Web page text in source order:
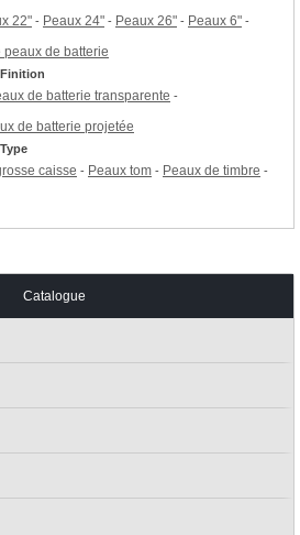
22" - Peaux 24" - Peaux 26" - Peaux 6" -
peaux de batterie
de batterie transparente -
de batterie projetée
caisse - Peaux tom - Peaux de timbre -
Catalogue